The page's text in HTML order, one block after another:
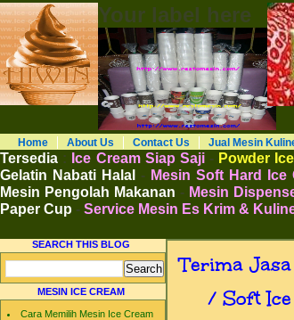
Your label here RESTO
Cafe
Home About Us Contact Us Jual Mesin
Tersedia : Ice Cream Siap Saji- Powder
Gelatin Nabati Halal
- Mesin Soft Hard Ice
Mesin Pengolah Makanan - Mesin
Paper Cup - Service Mesin Es Krim &
SEARCH THIS BLOG
MESIN ICE CREAM
Cara Memilih Mesin Ice Cream
Terima
/ Soft